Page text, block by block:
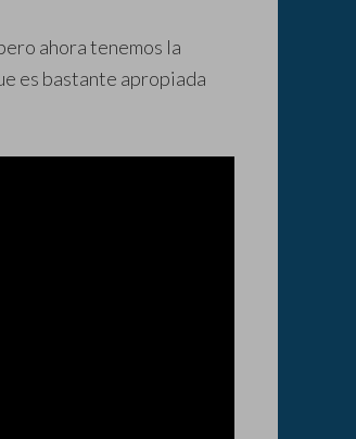
ahora tenemos la
es bastante apropiada